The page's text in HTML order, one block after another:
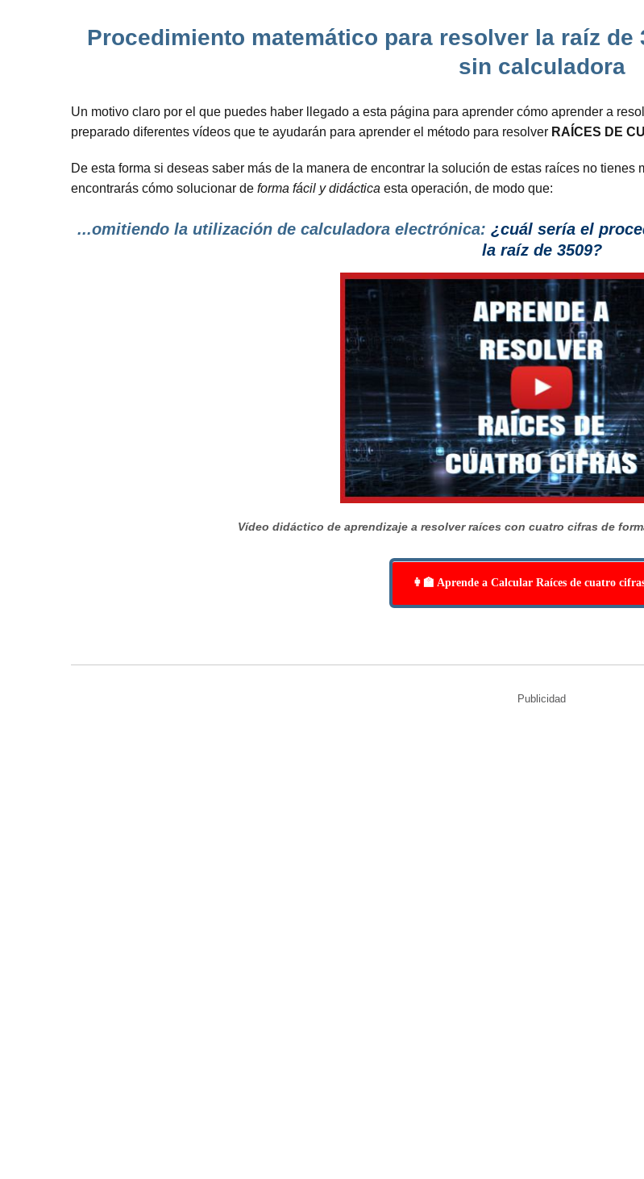
Procedimiento matemático para resolver la raíz de
sin calculadora
Un motivo claro por el que puedes haber llegado a esta página para aprender cómo aprender a
preparado diferentes vídeos que te ayudarán para aprender el método para resolver RAÍCES DE
De esta forma si deseas saber más de la manera de encontrar la solución de estas raíces no
encontrarás cómo solucionar de forma fácil y didáctica esta operación, de modo que:
...omitiendo la utilización de calculadora electrónica: ¿cuál sería el
la raíz de 3509?
Vídeo didáctico de aprendizaje a resolver raíces con cuatro cifras de
👩‍🏫 Aprende a Calcular Raíces de cuatro
Publicidad